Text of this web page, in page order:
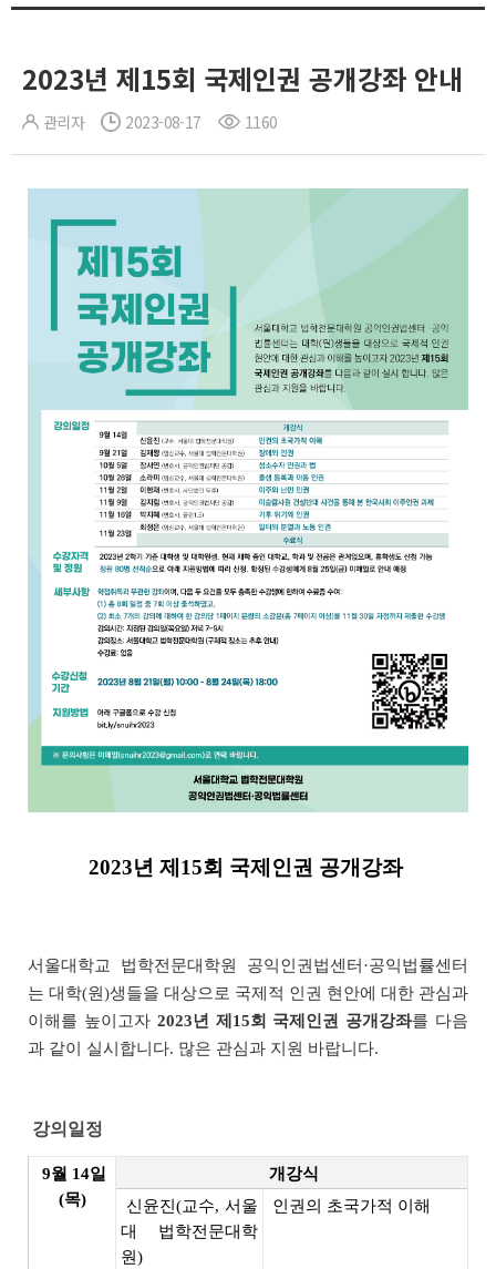
2023년 제15회 국제인권 공개강좌 안내
관리자 2023-08-17 1160
2023년 제15회 국제인권 공개강좌
서울대학교 법학전문대학원 공익인권법센터·공익법률센터
는 대학(원)생들을 대상으로 국제적 인권 현안에 대한 관심과
이해를 높이고자 2023년 제15회 국제인권 공개강좌를 다음
과 같이 실시합니다. 많은 관심과 지원 바랍니다.
강의일정
9월 14일
(목)
개강식
신윤진(교수, 서울
대 법학전문대학
원)
인권의 초국가적 이해